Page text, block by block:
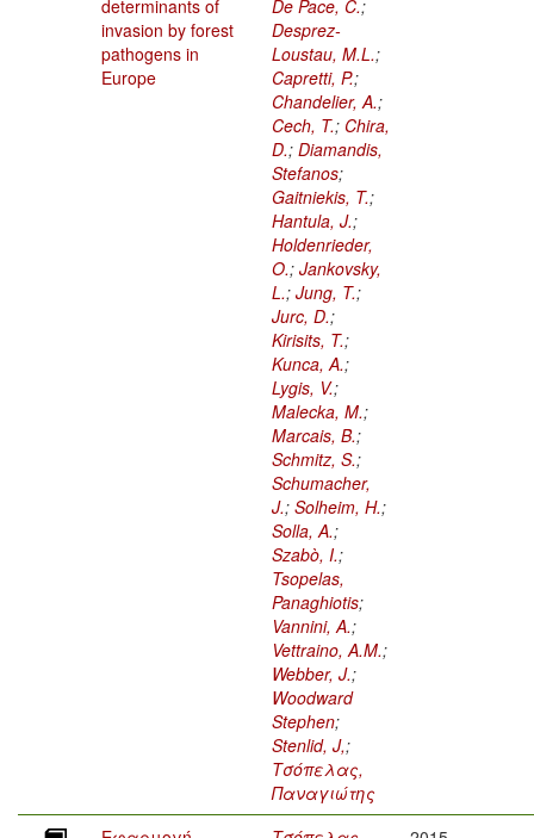
determinants of
invasion by forest
pathogens in
Europe
De Pace, C.;
Desprez-
Loustau, M.L.;
Capretti, P.;
Chandelier, A.;
Cech, T.; Chira,
D.; Diamandis,
Stefanos;
Gaitniekis, T.;
Hantula, J.;
Holdenrieder,
O.; Jankovsky,
L.; Jung, T.;
Jurc, D.;
Kirisits, T.;
Kunca, A.;
Lygis, V.;
Malecka, M.;
Marcais, B.;
Schmitz, S.;
Schumacher,
J.; Solheim, H.;
Solla, A.;
Szabò, I.;
Tsopelas,
Panaghiotis;
Vannini, A.;
Vettraino, A.M.;
Webber, J.;
Woodward
Stephen;
Stenlid, J,;
Τσόπελας,
Παναγιώτης